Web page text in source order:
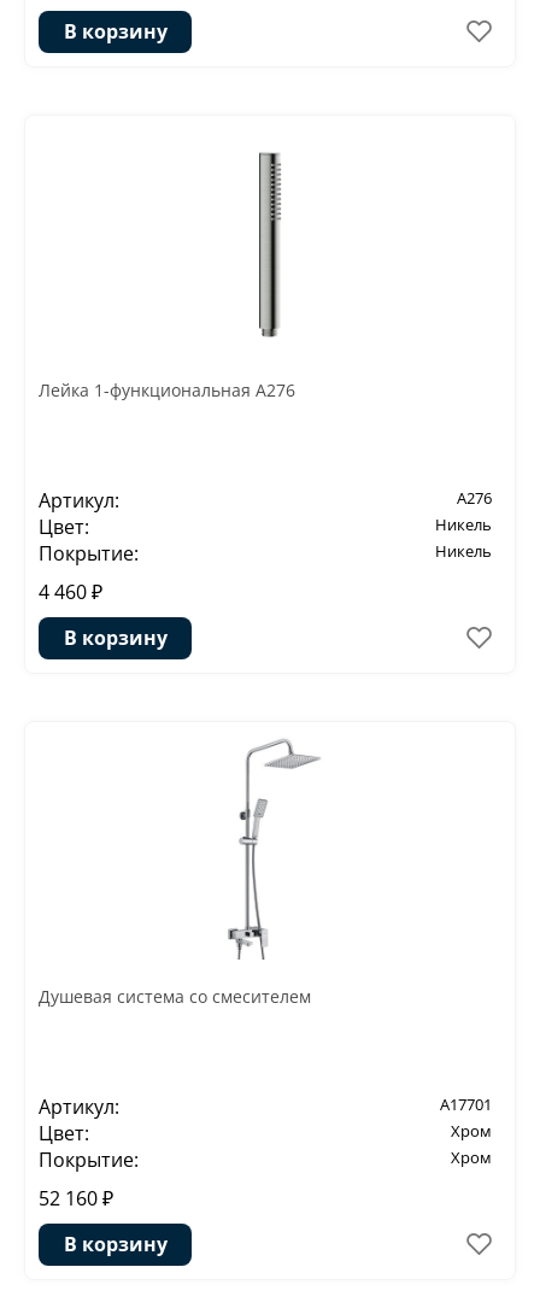
В корзину
Лейка 1-функциональная A276
Артикул: A276
Цвет: Никель
Покрытие: Никель
4 460 ₽
В корзину
Душевая система со смесителем
Артикул: A17701
Цвет: Хром
Покрытие: Хром
52 160 ₽
В корзину